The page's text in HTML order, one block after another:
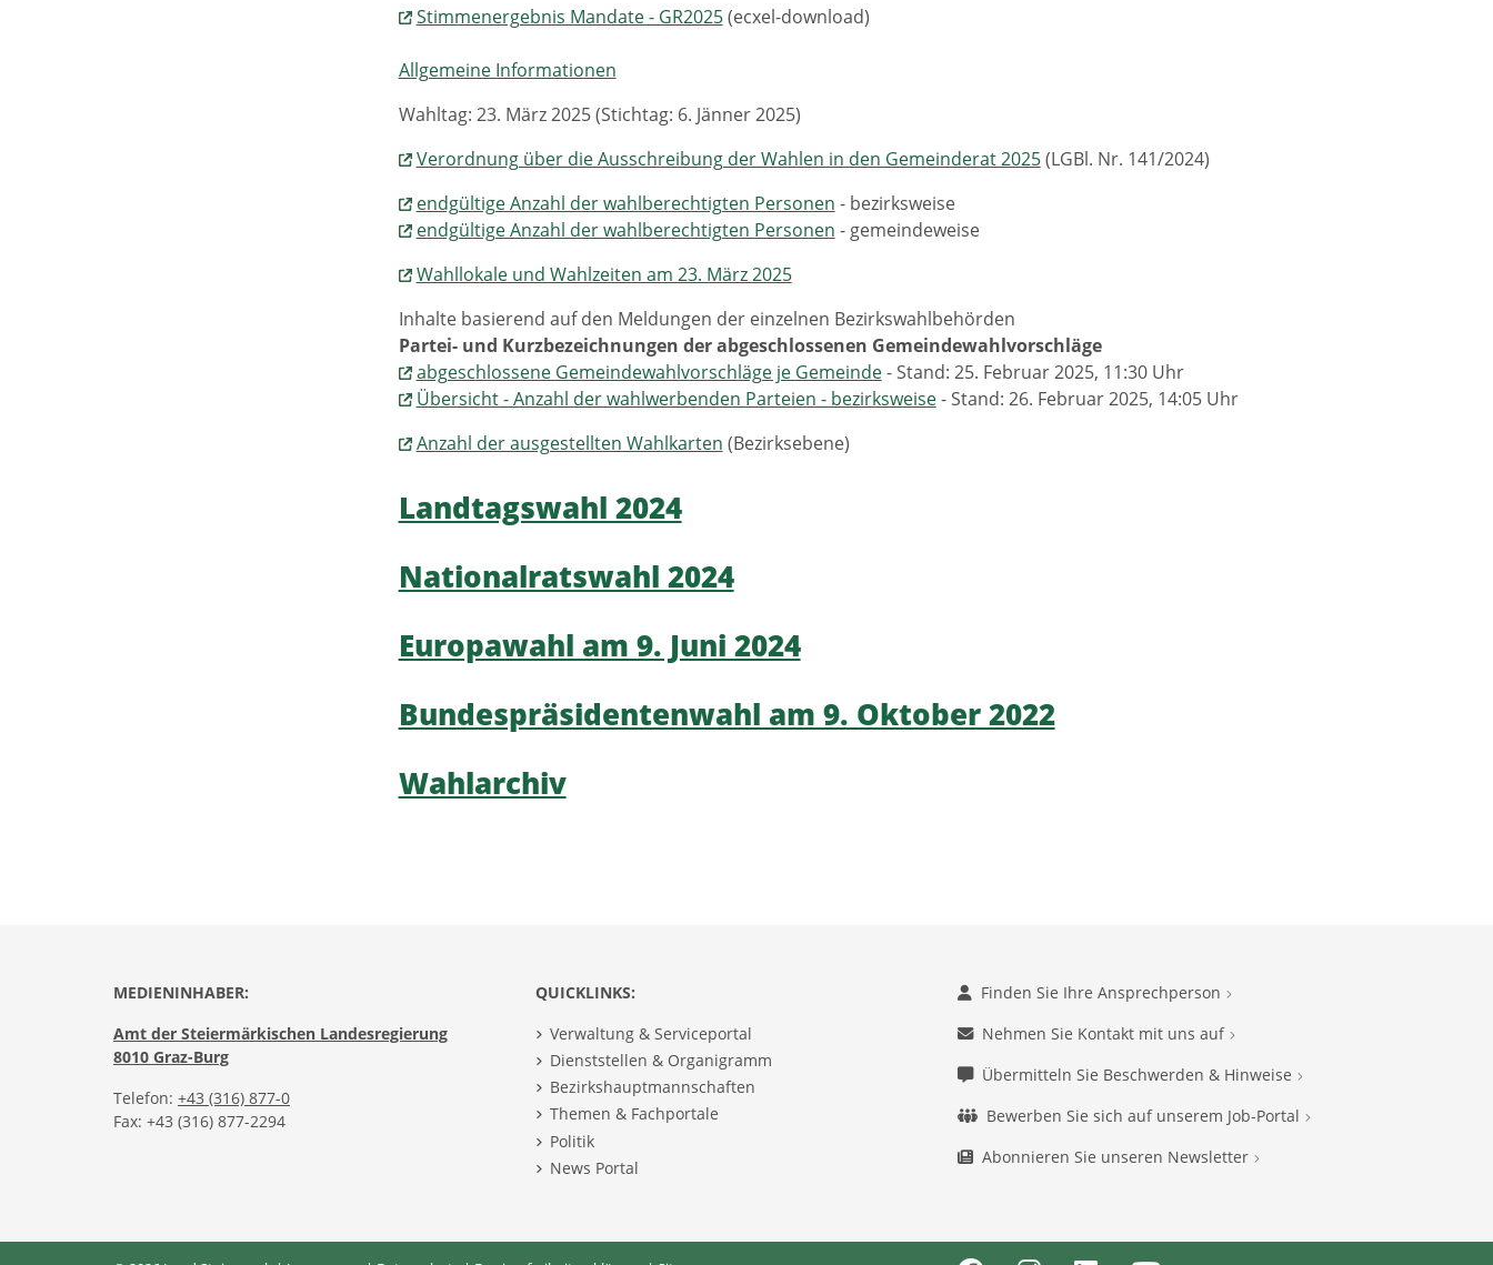
Stimmenergebnis Mandate - GR2025(ecxel-download)
Allgemeine Informationen
Wahltag: 23. März 2025 (Stichtag: 6. Jänner 2025)
Verordnung über die Ausschreibung der Wahlen in den Gemeinderat 2025(LGBl. Nr. 141/2024)
endgültige Anzahl der wahlberechtigten Personen - bezirksweise
endgültige Anzahl der wahlberechtigten Personen - gemeindeweise
Wahllokale und Wahlzeiten am 23. März 2025
Inhalte basierend auf den Meldungen der einzelnen Bezirkswahlbehörden
Partei- und Kurzbezeichnungen der abgeschlossenen Gemeindewahlvorschläge
abgeschlossene Gemeindewahlvorschläge je Gemeinde- Stand: 25. Februar 2025, 11:30 Uhr
Übersicht - Anzahl der wahlwerbenden Parteien - bezirksweise- Stand: 26. Februar 2025, 14:05 Uhr
Anzahl der ausgestellten Wahlkarten (Bezirksebene)
Landtagswahl 2024
Nationalratswahl 2024
Europawahl am 9. Juni 2024
Bundespräsidentenwahl am 9. Oktober 2022
Wahlarchiv
MEDIENINHABER:
Amt der Steiermärkischen Landesregierung
8010 Graz-Burg
Telefon: +43 (316) 877-0
Fax: +43 (316) 877-2294
QUICKLINKS:
Verwaltung & Serviceportal
Dienststellen & Organigramm
Bezirkshauptmannschaften
Themen & Fachportale
Politik
News Portal
Finden Sie Ihre Ansprechperson
Nehmen Sie Kontakt mit uns auf
Übermitteln Sie Beschwerden & Hinweise
Bewerben Sie sich auf unserem Job-Portal
Abonnieren Sie unseren Newsletter